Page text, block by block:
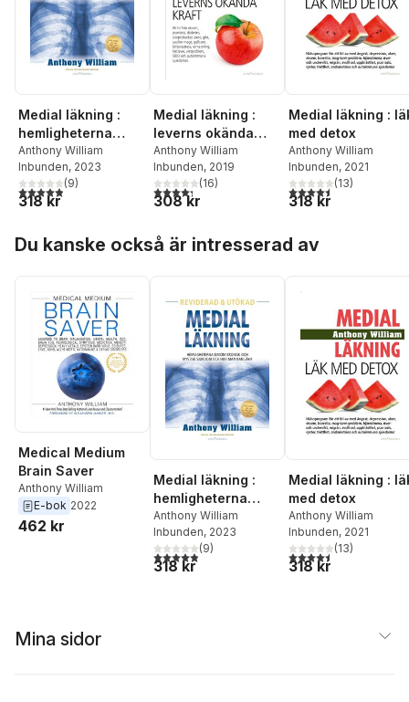
Medial läkning :
hemligheterna
bakom kronisk och
mystisk sjukdom
och hur man kan
läka
Anthony William
Inbunden, 2023
4,9utav 5 stjärnor. Totalt antal röster:
(9)
318 kr
Medial läkning :
leverns okända
kraft
Anthony William
Inbunden, 2019
4,3utav 5 stjärnor. Totalt antal röster:
(16)
308 kr
Medial läkning :
med detox
Anthony William
Inbunden, 2021
4,5utav 5 stjärnor.
(13)
318 kr
Du kanske också är intresserad av
Medical Medium
Brain Saver
Anthony William
E-bok 2022
462 kr
Medial läkning :
hemligheterna
bakom kronisk och
mystisk sjukdom
och hur man kan
läka
Anthony William
Inbunden, 2023
4,9utav 5 stjärnor. Totalt antal röster:
(9)
318 kr
Medial läkning :
med detox
Anthony William
Inbunden, 2021
4,5utav 5 stjärnor.
(13)
318 kr
Mina sidor